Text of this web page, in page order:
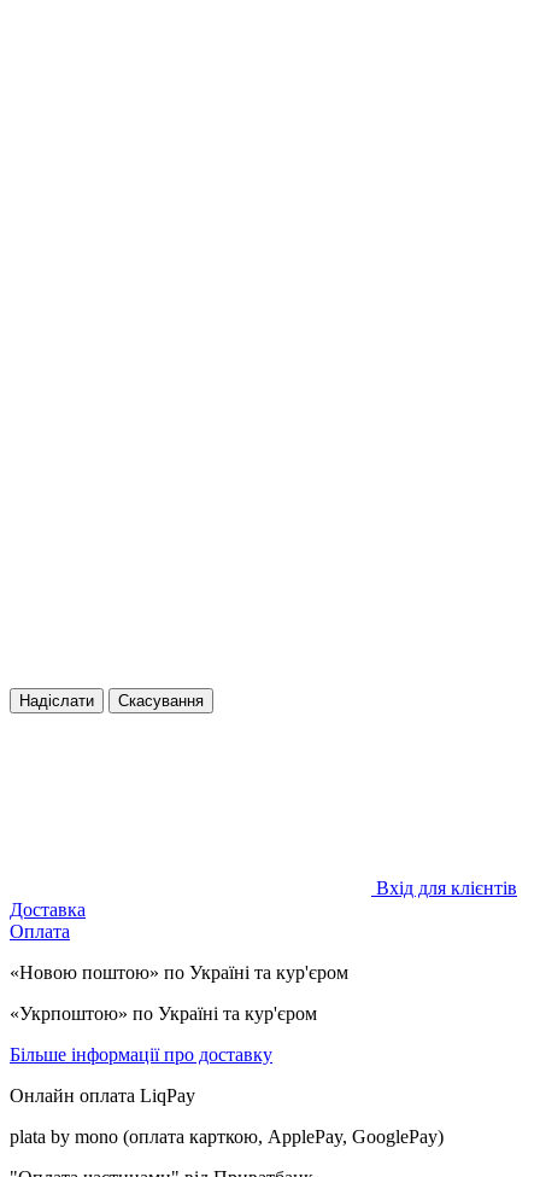
Надіслати Скасування
Вхід для клієнтів
Доставка
Оплата
«Новою поштою» по Україні та кур'єром
«Укрпоштою» по Україні та кур'єром
Більше інформації про доставку
Онлайн оплата LiqPay
plata by mono (оплата карткою, ApplePay, GooglePay)